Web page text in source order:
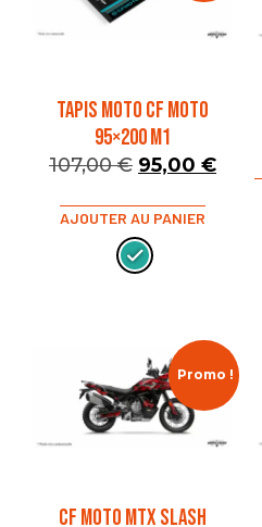
TAPIS MOTO CF MOTO
95×200 M1
107,00€ 95,00 €
AJOUTER AU PANIER
Promo !
CF MOTO MTX SLASH